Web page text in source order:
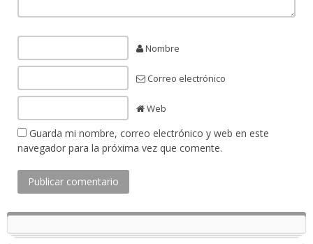
Nombre
Correo electrónico
Web
Guarda mi nombre, correo electrónico y web en este
navegador para la próxima vez que comente.